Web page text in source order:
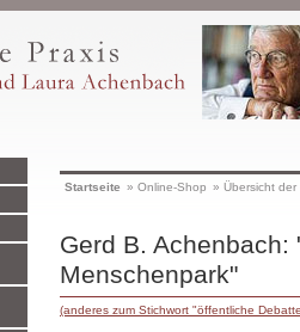
Startseite » Online-Shop » Übersicht
Gerd B. Achenbach:
Menschenpark"
(anderes zum Stichwort "öffentliche